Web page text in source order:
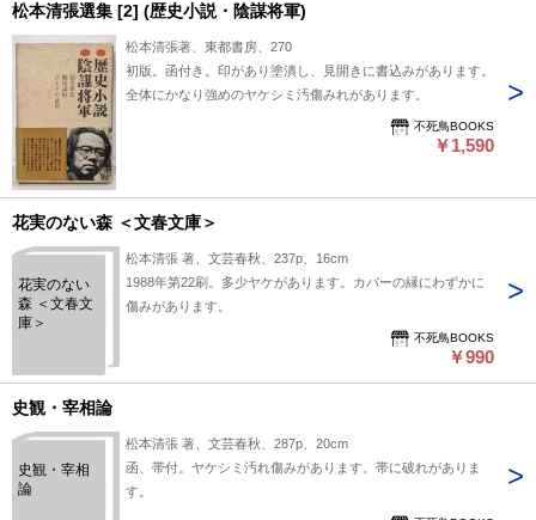
松本清張選集 [2] (歴史小説・陰謀将軍)
松本清張著、東都書房、270
初版。函付き。印があり塗潰し、見開きに書込みがあります。
全体にかなり強めのヤケシミ汚傷みれがあります。
不死鳥BOOKS
￥1,590
花実のない森 ＜文春文庫＞
花実のない
森 ＜文春文
庫＞
松本清張 著、文芸春秋、237p、16cm
1988年第22刷。多少ヤケがあります。カバーの縁にわずかに
傷みがあります。
不死鳥BOOKS
￥990
史観・宰相論
史観・宰相
論
松本清張 著、文芸春秋、287p、20cm
函、帯付。ヤケシミ汚れ傷みがあります。帯に破れがありま
す。